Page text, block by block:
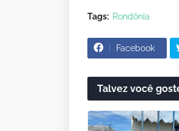
Tags: Rondônia
Facebook
Talvez você